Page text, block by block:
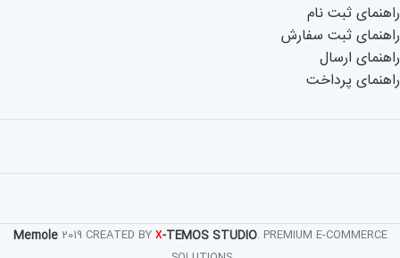
راهنمای ثبت نام
راهنمای ثبت سفارش
راهنمای ارسال
راهنمای پرداخت
Memole 2019 CREATED BY X-TEMOS STUDIO. PREMIUM E-COMMERCE